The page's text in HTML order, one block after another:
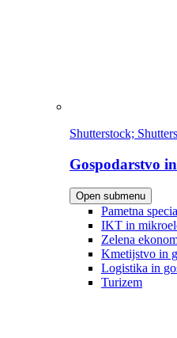
Shutterstock;
Gospodarstvo
Open submenu
Pametna
IKT in
Zelena
Kmetijstvo in
Logistika in
Turizem